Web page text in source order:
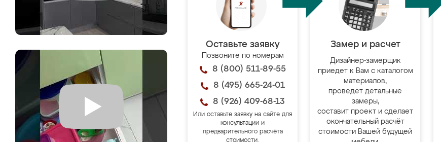
Оставьте заявку
Позвоните по номерам
8 (800) 511-89-55
8 (495) 665-24-01
8 (926) 409-68-13
Или оставьте заявку на сайте для
консультации и
предварительного расчёта
стоимости.
Замер и расчет
Дизайнер-замерщик
приедет к Вам с каталогом
материалов,
проведёт детальные
замеры,
составит проект и сделает
окончательный расчёт
стоимости Вашей будущей